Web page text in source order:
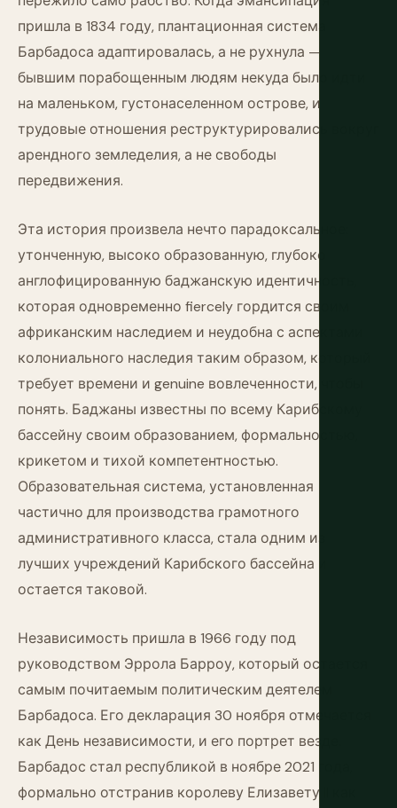
пришла в 1834 году, плантационная система
Барбадоса адаптировалась, а не рухнула —
бывшим порабощенным людям некуда было идти
на маленьком, густонаселенном острове, и
трудовые отношения реструктурировались вокруг
арендного земледелия, а не свободы
передвижения.
Эта история произвела нечто парадоксальное:
утонченную, высоко образованную, глубоко
англофицированную баджанскую идентичность,
которая одновременно fiercely гордится своим
африканским наследием и неудобна с аспектами
колониального наследия таким образом, который
требует времени и genuine вовлеченности, чтобы
понять. Баджаны известны по всему Карибскому
бассейну своим образованием, формальностью,
крикетом и тихой компетентностью.
Образовательная система, установленная
частично для производства грамотного
административного класса, стала одним из
лучших учреждений Карибского бассейна и
остается таковой.
Независимость пришла в 1966 году под
руководством Эррола Барроу, который остается
самым почитаемым политическим деятелем
Барбадоса. Его декларация 30 ноября отмечается
как День независимости, и его портрет везде.
Барбадос стал республикой в ноябре 2021 года,
формально отстранив королеву Елизавету II как